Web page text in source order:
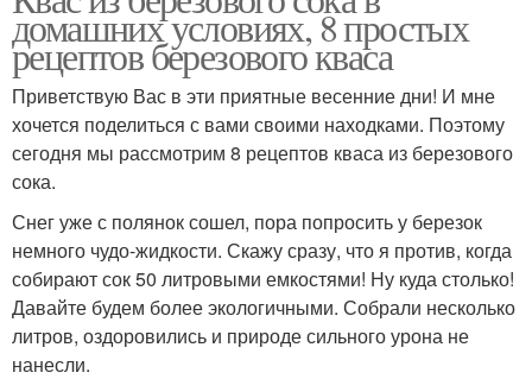
домашних условиях, 8 простых
рецептов березового кваса
Приветствую Вас в эти приятные весенние дни! И мне
хочется поделиться с вами своими находками. Поэтому
сегодня мы рассмотрим 8 рецептов кваса из березового
сока.
Снег уже с полянок сошел, пора попросить у березок
немного чудо-жидкости. Скажу сразу, что я против, когда
собирают сок 50 литровыми емкостями! Ну куда столько!
Давайте будем более экологичными. Собрали несколько
литров, оздоровились и природе сильного урона не
нанесли.